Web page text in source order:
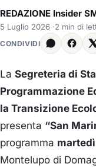
REDAZIONE Insider
5 Luglio 2026 ·2 min di
CONDIVIDI
La Segreteria di
Programmazione
la Transizione
presenta “San
programma
Montelupo di